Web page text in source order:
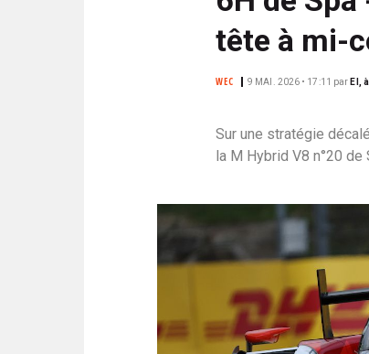
tête à mi-
WEC 9 MAI. 2026 • 17:11 par EI,
Sur une stratégie
la M Hybrid V8 n°20 de